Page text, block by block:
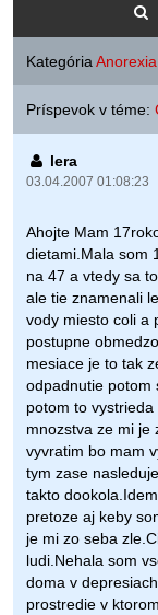
Kategória
Príspevok v téme:
lera
03.04.2007 01:08:23
Ahojte Mam
dietami.Mala som
na 47 a vtedy sa
ale tie znamenali
vody miesto coli a
postupne
mesiace je to tak
odpadnutie potom
potom to
mnozstva ze mi je
vyvratim bo mam
tym zase
takto
pretoze aj keby
je mi zo seba
ludi.Nehala som
doma v
prostredie v